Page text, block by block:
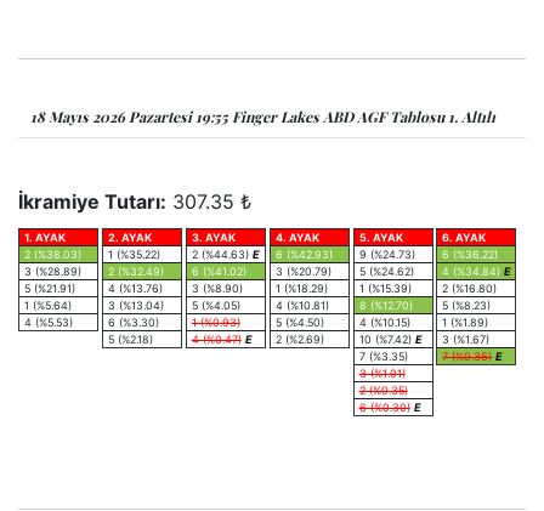
18 Mayıs 2026 Pazartesi 19:55 Finger Lakes ABD AGF Tablosu 1. Altılı
İkramiye Tutarı: 307.35 ₺
1. AYAK
2 (%38.03)
3 (%28.89)
5 (%21.91)
1 (%5.64)
4 (%5.53)
2. AYAK
1 (%35.22)
2 (%32.49)
4 (%13.76)
3 (%13.04)
6 (%3.30)
5 (%2.18)
3. AYAK
2 (%44.63) E
6 (%41.02)
3 (%8.90)
5 (%4.05)
1 (%0.93)
4 (%0.47) E
4. AYAK
6 (%42.93)
3 (%20.79)
1 (%18.29)
4 (%10.81)
5 (%4.50)
2 (%2.69)
5. AYAK
9 (%24.73)
5 (%24.62)
1 (%15.39)
8 (%12.70)
4 (%10.15)
10 (%7.42) E
7 (%3.35)
3 (%1.01)
2 (%0.35)
6 (%0.30) E
6. AYAK
6 (%36.22)
4 (%34.84) E
2 (%16.80)
5 (%8.23)
1 (%1.89)
3 (%1.67)
7 (%0.36) E